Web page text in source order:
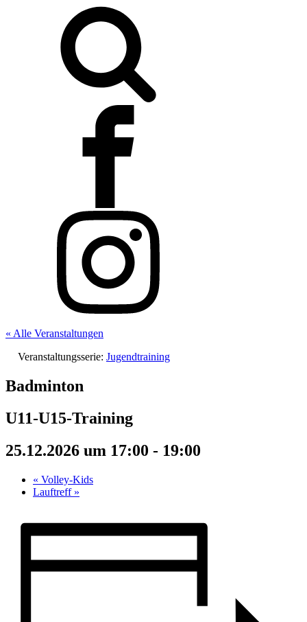
« Alle Veranstaltungen
Veranstaltungsserie: Jugendtraining
Badminton
U11-U15-Training
25.12.2026 um 17:00 - 19:00
« Volley-Kids
Lauftreff »